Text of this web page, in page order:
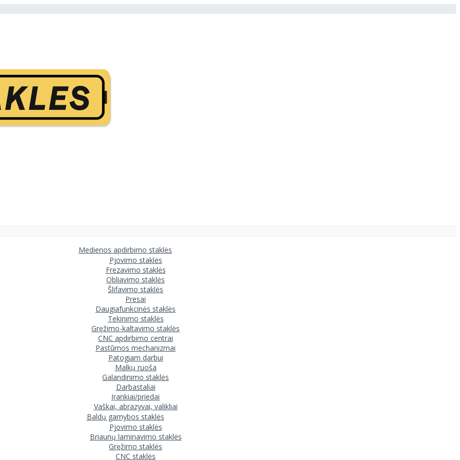
Medienos apdirbimo staklės
Pjovimo staklės
Frezavimo staklės
Obliavimo staklės
Šlifavimo staklės
Presai
Daugiafunkcinės staklės
Tekinimo staklės
Gręžimo-kaltavimo staklės
CNC apdirbimo centrai
Pastūmos mechanizmai
Patogiam darbui
Malkų ruoša
Galandinimo staklės
Darbastaliai
Įrankiai/priedai
Vaškai, abrazyvai, valikliai
Baldų gamybos staklės
Pjovimo staklės
Briaunų laminavimo staklės
Gręžimo staklės
CNC staklės